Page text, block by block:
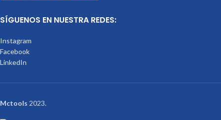
SÍGUENOS EN NUESTRA REDES:
Instagram
Facebook
LinkedIn
Mctools 2023.